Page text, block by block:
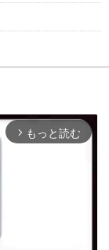
arrow_forward_ios もっと読む